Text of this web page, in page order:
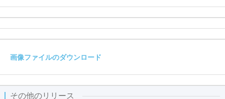
画像ファイルのダウンロード
その他のリリース